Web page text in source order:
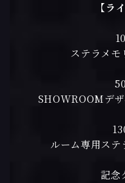
【ラ
ステラメモ
SHOWROOMデ
ルーム専用ステ
記念